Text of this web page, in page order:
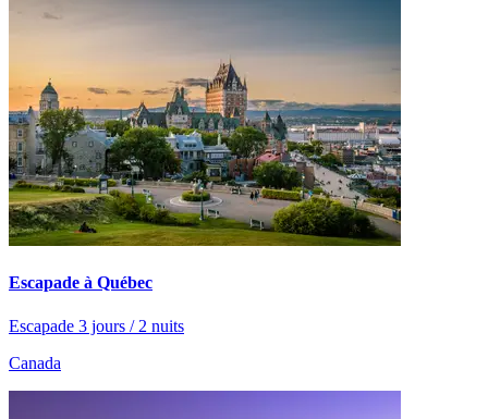
Escapade à Québec
Escapade 3 jours / 2 nuits
Canada